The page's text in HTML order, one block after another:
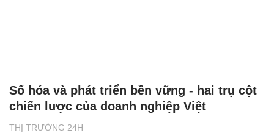
THỊ TRƯỜNG 24H
Số hóa và phát triển bền vững - hai trụ cột
chiến lược của doanh nghiệp Việt